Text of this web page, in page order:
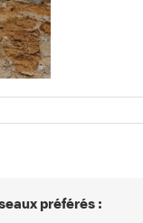
préférés :